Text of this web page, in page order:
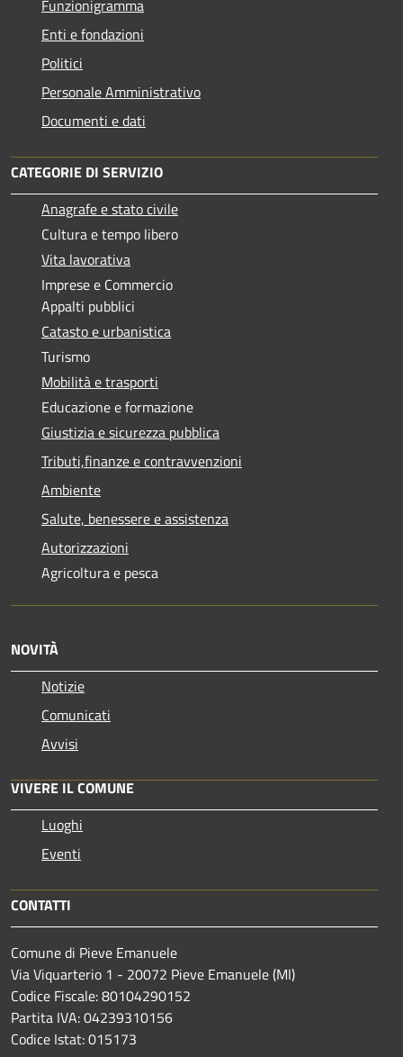
Funzionigramma
Enti e fondazioni
Politici
Personale Amministrativo
Documenti e dati
CATEGORIE DI SERVIZIO
Anagrafe e stato civile
Cultura e tempo libero
Vita lavorativa
Imprese e Commercio
Appalti pubblici
Catasto e urbanistica
Turismo
Mobilità e trasporti
Educazione e formazione
Giustizia e sicurezza pubblica
Tributi,finanze e contravvenzioni
Ambiente
Salute, benessere e assistenza
Autorizzazioni
Agricoltura e pesca
NOVITÀ
Notizie
Comunicati
Avvisi
VIVERE IL COMUNE
Luoghi
Eventi
CONTATTI
Comune di Pieve Emanuele
Via Viquarterio 1 - 20072 Pieve Emanuele (MI)
Codice Fiscale: 80104290152
Partita IVA: 04239310156
Codice Istat: 015173